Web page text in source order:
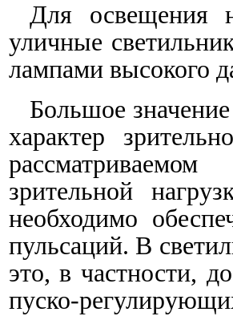
Для освещения
уличные
лампами высокого
Большое
характер
зрительной
необходимо
пульсаций. В
это, в частности,
пуско-